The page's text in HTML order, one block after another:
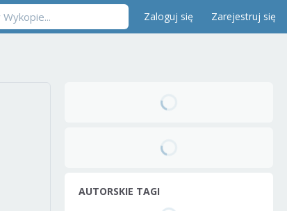
Zaloguj się Zarejestruj się
AUTORSKIE TAGI